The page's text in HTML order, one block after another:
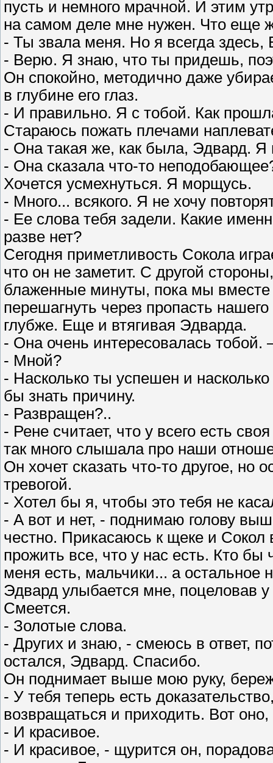
пусть и немного мрачной. И этим
на самом деле мне нужен. Что еще
- Ты звала меня. Но я всегда
- Верю. Я знаю, что ты придешь,
Он спокойно, методично даже
в глубине его глаз.
- И правильно. Я с тобой. Как
Стараюсь пожать плечами
- Она такая же, как была, Эдвард.
- Она сказала что-то
Хочется усмехнуться. Я морщусь.
- Много... всякого. Я не хочу
- Ее слова тебя задели. Какие
разве нет?
Сегодня приметливость Сокола
что он не заметит. С другой
блаженные минуты, пока мы вместе
перешагнуть через пропасть
глубже. Еще и втягивая Эдварда.
- Она очень интересовалась тобой.
- Мной?
- Насколько ты успешен и
бы знать причину.
- Развращен?..
- Рене считает, что у всего есть
так много слышала про наши
Он хочет сказать что-то другое, но
тревогой.
- Хотел бы я, чтобы это тебя не
- А вот и нет, - поднимаю голову
честно. Прикасаюсь к щеке и Сокол
прожить все, что у нас есть. Кто
меня есть, мальчики... а остальное
Эдвард улыбается мне, поцеловав
Смеется.
- Золотые слова.
- Других и знаю, - смеюсь в ответ,
остался, Эдвард. Спасибо.
Он поднимает выше мою руку,
- У тебя теперь есть
возвращаться и приходить. Вот
- И красивое.
- И красивое, - щурится он,